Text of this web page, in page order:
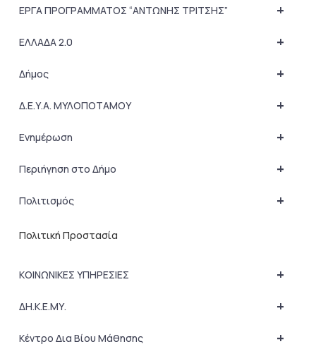
+
ΕΡΓΑ ΠΡΟΓΡΑΜΜΑΤΟΣ “ΑΝΤΩΝΗΣ ΤΡΙΤΣΗΣ”
+
ΕΛΛΑΔΑ 2.0
+
Δήμος
+
Δ.Ε.Υ.Α. ΜΥΛΟΠΟΤΑΜΟΥ
+
Ενημέρωση
+
Περιήγηση στο Δήμο
+
Πολιτισμός
Πολιτική Προστασία
+
ΚΟΙΝΩΝΙΚΕΣ ΥΠΗΡΕΣΙΕΣ
+
ΔΗ.Κ.Ε.ΜΥ.
+
Κέντρο Δια Βίου Μάθησης